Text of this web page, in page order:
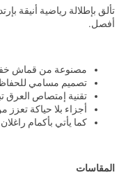
تألق بإطلالة رياضية أنيقة
أفصل.
مصنوعة من قماش
تصميم مسامي
تقنية إمتصاص العرق
أجزاء بلا حياكة
كما يأتي بأكمام
المقاسات